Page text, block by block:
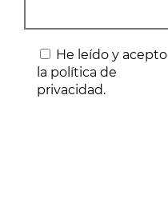
He leído y acepto
la política de
privacidad.